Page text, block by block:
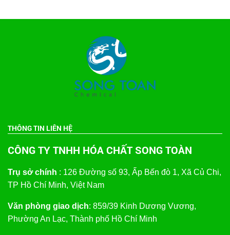
THÔNG TIN LIÊN HỆ
CÔNG TY TNHH HÓA CHẤT SONG TOÀN
Trụ sở chính : 126 Đường số 93, Ấp Bến đò 1, Xã Củ Chi,
TP Hồ Chí Minh, Việt Nam
Văn phòng giao dịch: 859/39 Kinh Dương Vương,
Phường An Lạc, Thành phố Hồ Chí Minh